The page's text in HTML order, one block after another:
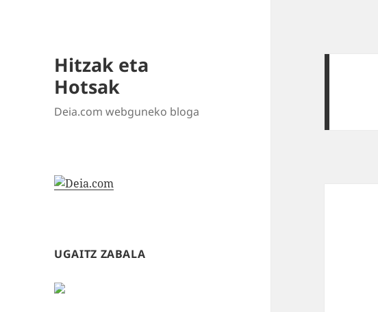
Hitzak eta
Hotsak
Deia.com webguneko bloga
UGAITZ ZABALA